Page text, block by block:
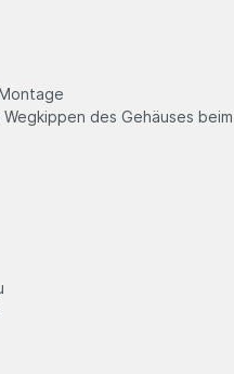
des Gehäuses beim